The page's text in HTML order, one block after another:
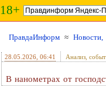
18+
ПравдаИнформ ≈ Новости,
28.05.2026 , 06:41 Анализ,
В нанометрах от